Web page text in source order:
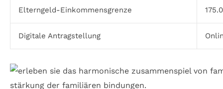
Elterngeld-Einkommensgrenze
Digitale Antragstellung